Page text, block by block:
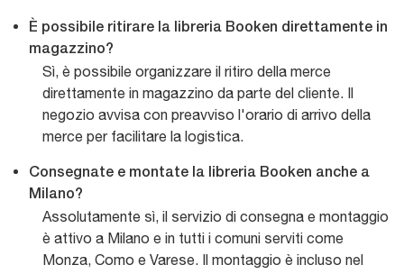
È possibile ritirare la libreria Booken direttamente in
magazzino?
Sì, è possibile organizzare il ritiro della merce
direttamente in magazzino da parte del cliente. Il
negozio avvisa con preavviso l'orario di arrivo della
merce per facilitare la logistica.
Consegnate e montate la libreria Booken anche a
Milano?
Assolutamente sì, il servizio di consegna e montaggio
è attivo a Milano e in tutti i comuni serviti come
Monza, Como e Varese. Il montaggio è incluso nel